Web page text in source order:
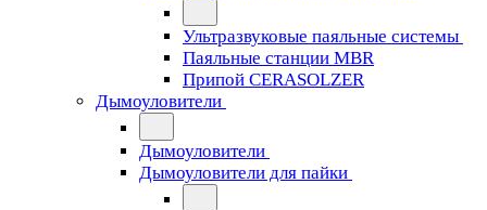
Ультразвуковые паяльные системы
Паяльные станции MBR
Припой CERASOLZER
Дымоуловители
Дымоуловители
Дымоуловители для пайки